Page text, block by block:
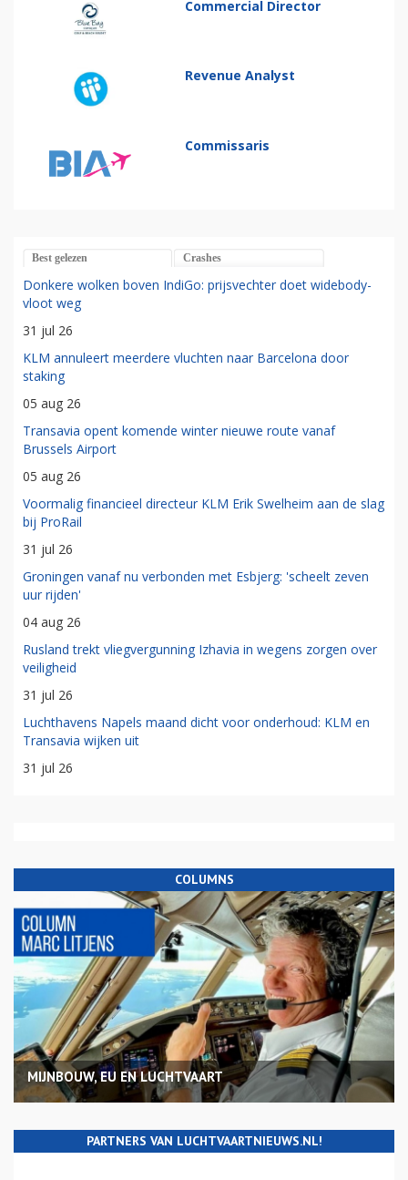
Commercial Director
Revenue Analyst
Commissaris
Best gelezen Crashes
Donkere wolken boven IndiGo: prijsvechter doet widebody-
vloot weg
31 jul 26
KLM annuleert meerdere vluchten naar Barcelona door
staking
05 aug 26
Transavia opent komende winter nieuwe route vanaf
Brussels Airport
05 aug 26
Voormalig financieel directeur KLM Erik Swelheim aan de slag
bij ProRail
31 jul 26
Groningen vanaf nu verbonden met Esbjerg: 'scheelt zeven
uur rijden'
04 aug 26
Rusland trekt vliegvergunning Izhavia in wegens zorgen over
veiligheid
31 jul 26
Luchthavens Napels maand dicht voor onderhoud: KLM en
Transavia wijken uit
31 jul 26
COLUMNS
MIJNBOUW, EU EN LUCHTVAART
PARTNERS VAN LUCHTVAARTNIEUWS.NL!